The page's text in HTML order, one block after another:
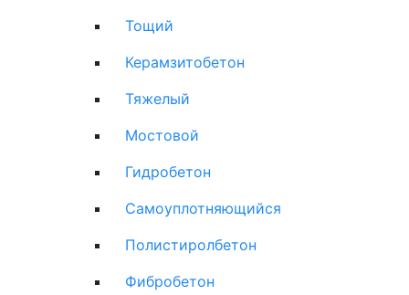
Тощий
Керамзитобетон
Тяжелый
Мостовой
Гидробетон
Самоуплотняющийся
Полистиролбетон
Фибробетон